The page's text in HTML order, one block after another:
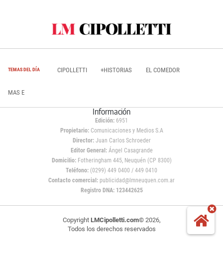
TEMAS DEL DÍA CIPOLLETTI +HISTORIAS EL COMEDOR
MAS E
Información
Edición: 6951
Propietario:Comunicaciones y Medios S.A
Director: Juan Carlos Schroeder
Editor General:Ángel Casagrande
Domicilio:Fotheringham 445, Neuquén (CP 8300)
Teléfono: (0299) 449 0400 / 449 0410
Contacto comercial: publicidad@lmneuquen.com.ar
Registro DNA: 123442625
Copyright LMCipolletti.com© 2026,
Todos los derechos reservados